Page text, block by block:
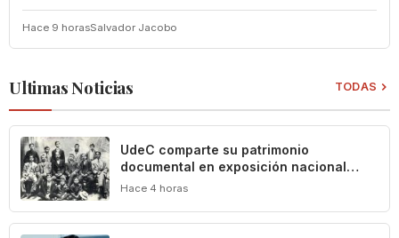
Hace 9 horasSalvador Jacobo
Ultimas Noticias TODAS
UdeC comparte su patrimonio
documental en exposición nacional
sobre la historia de los títeres en
Hace 4 horas